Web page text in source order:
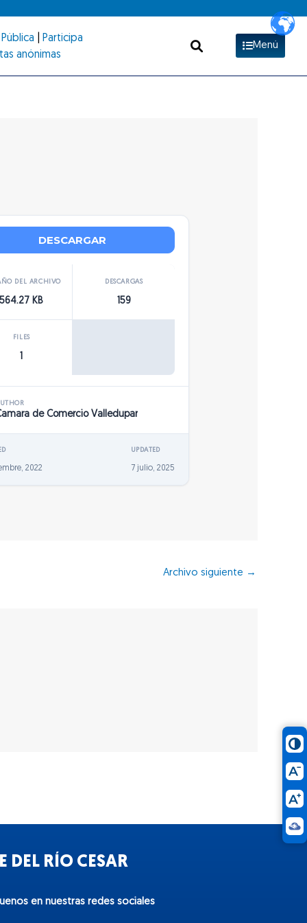
Participa
anónimas
Menú
DESCARGAR
DEL ARCHIVO
564.27 KB
DESCARGAS
159
FILES
1
de Comercio Valledupar
2022
UPDATED
7 julio, 2025
Archivo siguiente →
DEL RÍO CESAR
en nuestras redes sociales